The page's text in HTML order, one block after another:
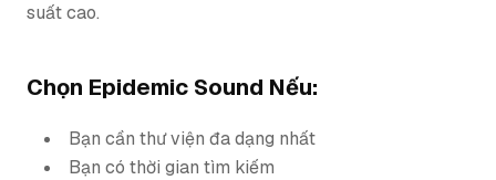
suất cao.
Chọn Epidemic Sound Nếu:
Bạn cần thư viện đa dạng nhất
Bạn có thời gian tìm kiếm